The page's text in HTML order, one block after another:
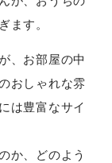
ます。
、お部屋の中
おしゃれな雰
は豊富なサイ
か、どのよう